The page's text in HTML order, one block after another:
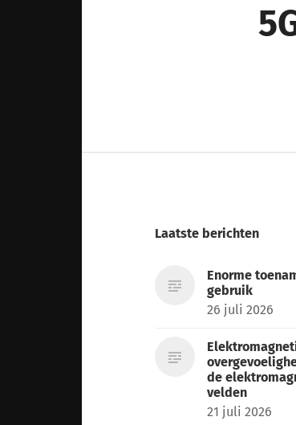
Laatste berichten
Enorme
gebruik
26 juli 2026
de
velden
21 juli 2026